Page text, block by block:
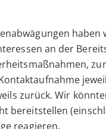
haben
an der
zurück. Wir
bereitstellen
reagieren.